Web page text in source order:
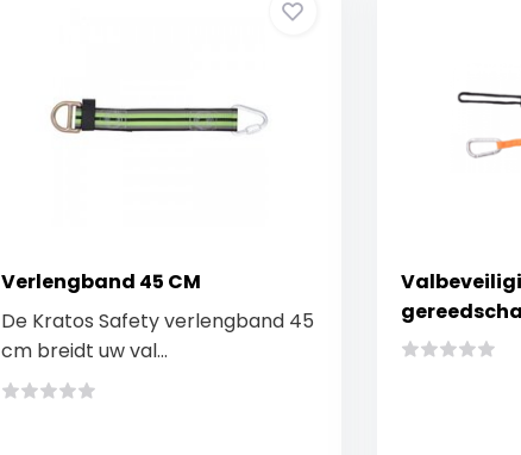
Verlengband 45 CM
De Kratos Safety verlengband 45
cm breidt uw val...